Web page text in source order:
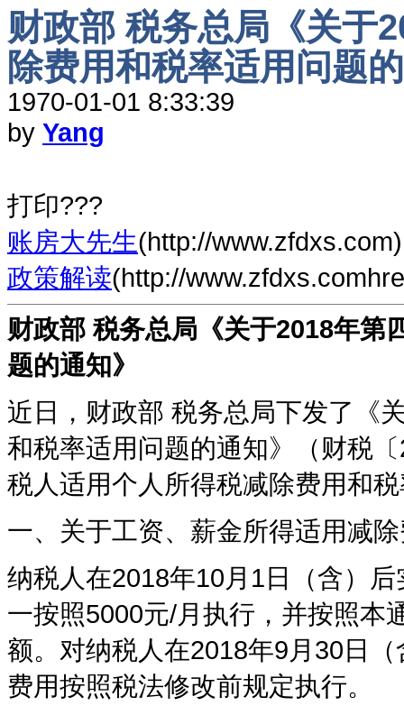
财政部 税务总局《关于
除费用和税率适用问题
1970-01-01 8:33:39
by Yang
打印???
账房大先生(http://www.zfdxs.com)
政策解读(http://
财政部 税务总局《关于2018年第
题的通知》
近日，财政部 税务总局下发了《
和税率适用问题的通知》（财税
税人适用个人所得税减除费用和
一、关于工资、薪金所得适用减
纳税人在2018年10月1日（含）
一按照5000元/月执行，并按照本
额。对纳税人在2018年9月30日
费用按照税法修改前规定执行。